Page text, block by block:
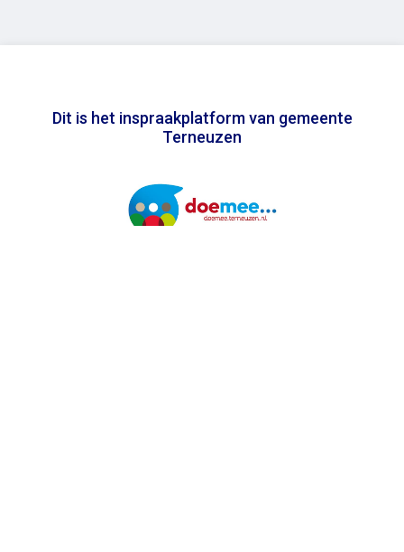
Dit is het inspraakplatform van gemeente
Terneuzen